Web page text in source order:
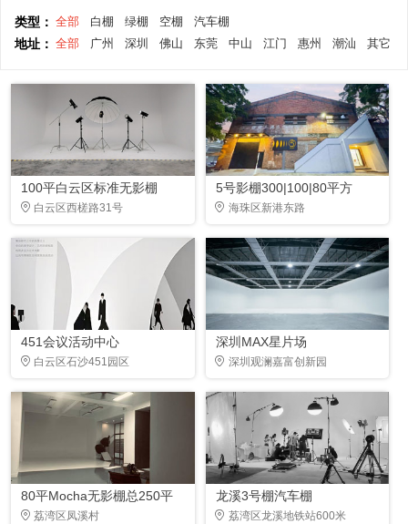
类型： 全部 白棚 绿棚 空棚 汽车棚
地址： 全部 广州 深圳 佛山 东莞 中山 江门 惠州 潮汕 其它
100平白云区标准无影棚
白云区西槎路31号
5号影棚300|100|80平方
海珠区新港东路
451会议活动中心
白云区石沙451园区
深圳MAX星片场
深圳观澜嘉富创新园
80平Mocha无影棚总250平
荔湾区凤溪村
龙溪3号棚汽车棚
荔湾区龙溪地铁站600米